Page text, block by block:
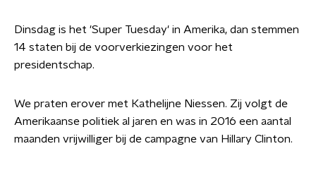
Dinsdag is het 'Super Tuesday' in Amerika, dan stemmen
14 staten bij de voorverkiezingen voor het
presidentschap.
We praten erover met Kathelijne Niessen. Zij volgt de
Amerikaanse politiek al jaren en was in 2016 een aantal
maanden vrijwilliger bij de campagne van Hillary Clinton.